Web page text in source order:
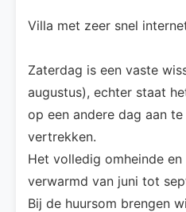
Villa met zeer snel
Zaterdag is een vaste
augustus), echter staat
op een andere dag aan
vertrekken.
Het volledig omheinde
verwarmd van juni tot
Bij de huursom brengen